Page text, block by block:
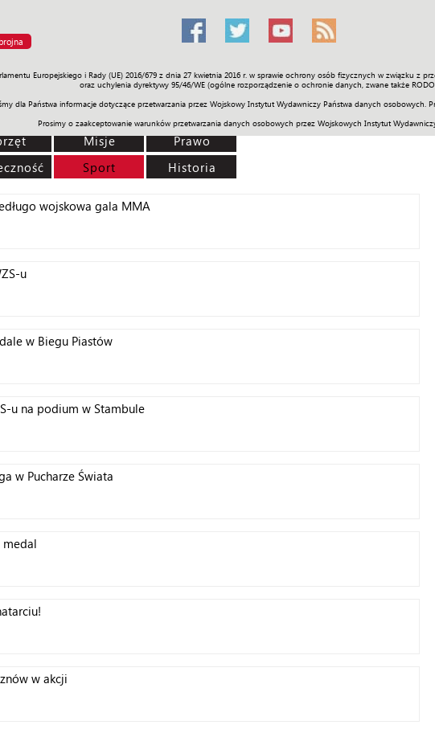
Europejskiego i Rady (UE) 2016/679 z dnia 27 kwietnia 2016 r. w sprawie ochrony osób fizycznych w związku z
oraz uchylenia dyrektywy 95/46/WE (ogólne rozporządzenie o ochronie danych, zwane także
dla Państwa informacje dotyczące przetwarzania przez Wojskowy Instytut Wydawniczy Państwa danych osobowych.
Prosimy o zaakceptowanie warunków przetwarzania danych osobowych przez Wojskowych Instytut
Prawo Świat Społeczność Sport Historia Galerie Wideo
Misje
Prawo
Sport Historia
wojskowa gala MMA
u
w Biegu Piastów
u na podium w Stambule
w Pucharze Świata
medal
w akcji